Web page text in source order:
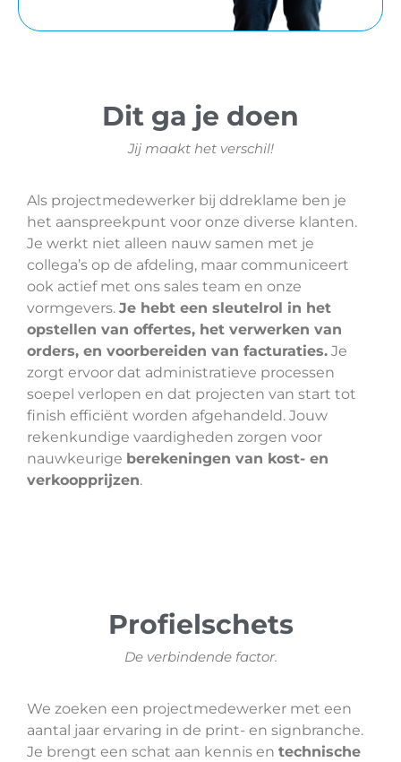
Dit ga je doen
Jij maakt het verschil!
Als projectmedewerker bij ddreklame ben je
het aanspreekpunt voor onze diverse klanten.
Je werkt niet alleen nauw samen met je
collega’s op de afdeling, maar communiceert
ook actief met ons sales team en onze
vormgevers. Je hebt een sleutelrol in het
opstellen van offertes, het verwerken van
orders, en voorbereiden van facturaties. Je
zorgt ervoor dat administratieve processen
soepel verlopen en dat projecten van start tot
finish efficiënt worden afgehandeld. Jouw
rekenkundige vaardigheden zorgen voor
nauwkeurige berekeningen van kost- en
verkoopprijzen.
Profielschets
De verbindende factor.
We zoeken een projectmedewerker met een
aantal jaar ervaring in de print- en signbranche.
Je brengt een schat aan kennis en technische